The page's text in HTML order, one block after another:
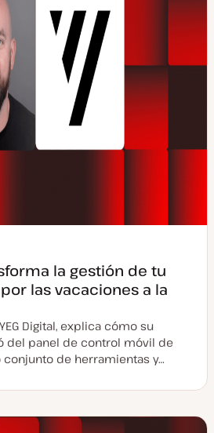
la gestión de tu
las vacaciones a la
Digital, explica cómo su
del panel de control móvil de
conjunto de herramientas y…